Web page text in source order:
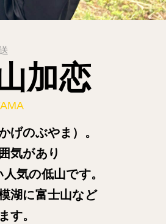
加恋
げのぶやま）。
気があり
気の低山です。
湖に富士山など
す。